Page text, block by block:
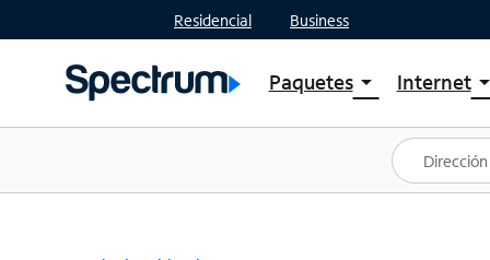
Residencial Business
Paquetesarrow_drop_down
Ver paquetes
Spectrum One
Mejores ofertas
Internetarrow_drop_down
Planes